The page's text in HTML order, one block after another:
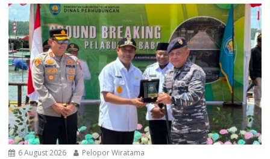
6 August 2026 Pelopor Wiratama